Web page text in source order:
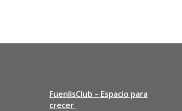
FuenlisClub – Espacio para
crecer